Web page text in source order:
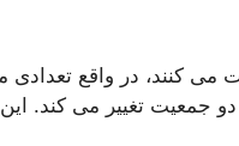
کنند، در واقع تعدادی
جمعیت تغییر می کند. این